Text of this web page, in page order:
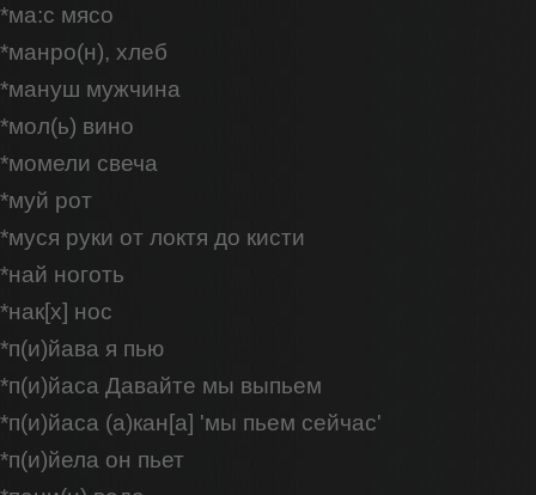
*ма:с мясо
*манро(н), хлеб
*мануш мужчина
*мол(ь) вино
*момели свеча
*муй рот
*муся руки от локтя до кисти
*най ноготь
*нак[х] нос
*п(и)йава я пью
*п(и)йаса Давайте мы выпьем
*п(и)йаса (а)кан[а] 'мы пьем сейчас'
*п(и)йела он пьет